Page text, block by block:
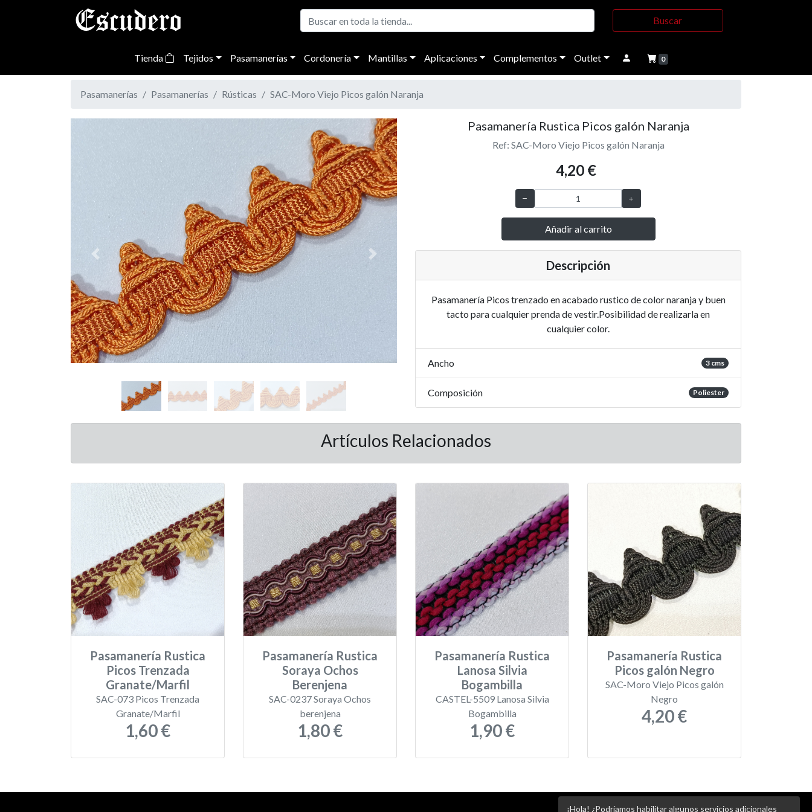
Buscar
Tienda Tejidos Pasamanerías Cordonería Mantillas Aplicaciones Complementos Outlet 0
Pasamanerías Pasamanerías Rústicas SAC-Moro Viejo Picos galón Naranja
Previous Next
Pasamanería Rustica Picos galón Naranja
Ref: SAC-Moro Viejo Picos galón Naranja
4,20 €
Añadir al carrito
Descripción
Pasamanería Picos trenzado en acabado rustico de color naranja y buen
tacto para cualquier prenda de vestir.Posibilidad de realizarla en
cualquier color.
Ancho 3 cms
Composición Poliester
Artículos Relacionados
Pasamanería Rustica
Picos Trenzada
Granate/Marfil
SAC-073 Picos Trenzada
Granate/Marfil
1,60 €
Pasamanería Rustica
Soraya Ochos
Berenjena
SAC-0237 Soraya Ochos
berenjena
1,80 €
Pasamanería Rustica
Lanosa Silvia
Bogambilla
CASTEL-5509 Lanosa Silvia
Bogambilla
1,90 €
Pasamanería Rustica
Picos galón Negro
SAC-Moro Viejo Picos galón
Negro
4,20 €
¡Hola! ¿Podríamos habilitar algunos servicios adicionales